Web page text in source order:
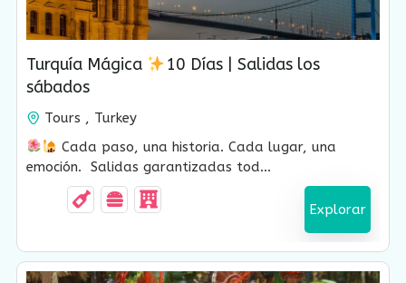
USD $1,430.00
10 Días-9 Noches
Turquía Mágica
10 Días | Salidas los
sábados
Tours , Turkey
Cada paso, una historia. Cada lugar, una
emoción. Salidas garantizadas tod...
Explorar